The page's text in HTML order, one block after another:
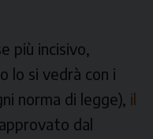
più incisivo,
lo si vedrà con i
norma di legge), il
approvato dal